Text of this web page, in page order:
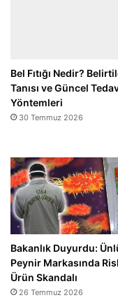
Bel Fıtığı Nedir?
Tanısı ve Güncel
Yöntemleri
30 Temmuz 2026
Bakanlık Duyurdu:
Peynir Markasında
Ürün Skandalı
26 Temmuz 2026